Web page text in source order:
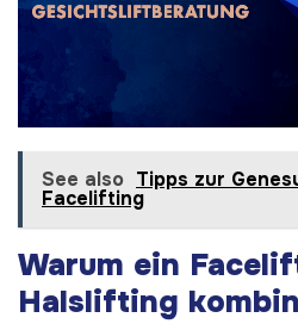
See also Tipps zur
Facelifting
Warum ein
Halslifting